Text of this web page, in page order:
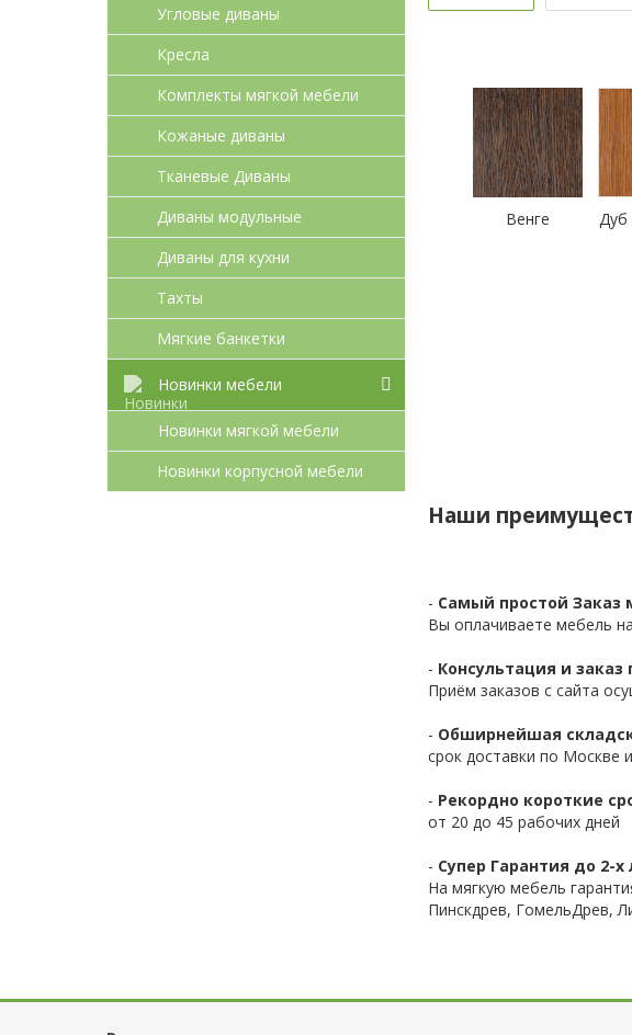
Угловые диваны
Кресла
Комплекты мягкой мебели
Кожаные диваны
Тканевые Диваны
Диваны модульные
Диваны для кухни
Тахты
Мягкие банкетки
Новинки мебели
Новинки мягкой мебели
Новинки корпусной мебели
Венге Дуб
Наши
- Самый простой
Вы оплачиваете мебель
- Консультация и заказ
Приём заказов с сайта
- Обширнейшая
срок доставки по Москве
- Рекордно короткие
от 20 до 45 рабочих дней
- Супер Гарантия до 2-х
На мягкую мебель
Пинскдрев, ГомельДрев,